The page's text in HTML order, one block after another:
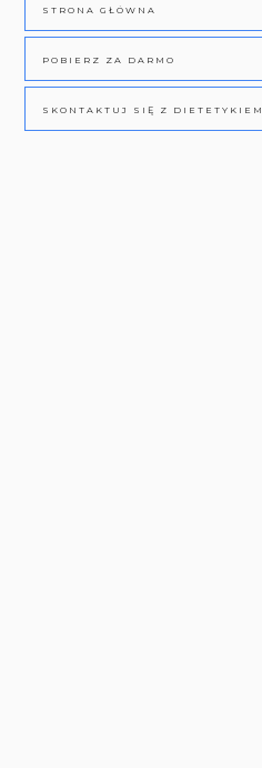
STRONA GŁÓWNA
POBIERZ ZA DARMO
SKONTAKTUJ SIĘ Z DIETETYKIEM